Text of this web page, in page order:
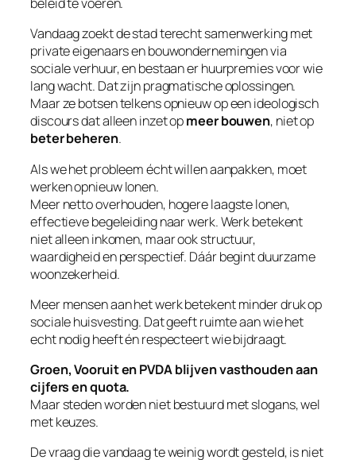
Vandaag zoekt de stad terecht samenwerking met
private eigenaars en bouwondernemingen via
sociale verhuur, en bestaan er huurpremies voor wie
lang wacht. Dat zijn pragmatische oplossingen.
Maar ze botsen telkens opnieuw op een ideologisch
discours dat alleen inzet opmeer bouwen, niet op
beter beheren.
Als we het probleem écht willen aanpakken, moet
werken opnieuw lonen.
Meer netto overhouden, hogere laagste lonen,
effectieve begeleiding naar werk. Werk betekent
niet alleen inkomen, maar ook structuur,
waardigheid en perspectief. Dáár begint duurzame
woonzekerheid.
Meer mensen aan het werk betekent minder druk op
sociale huisvesting. Dat geeft ruimte aan wie het
echt nodig heeft én respecteert wie bijdraagt.
Groen, Vooruit en PVDA blijven vasthouden aan
cijfers en quota.
Maar steden worden niet bestuurd met slogans, wel
met keuzes.
De vraag die vandaag te weinig wordt gesteld, is niet